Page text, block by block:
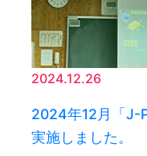
2024.12.26
2024年12月「J-
実施しました。